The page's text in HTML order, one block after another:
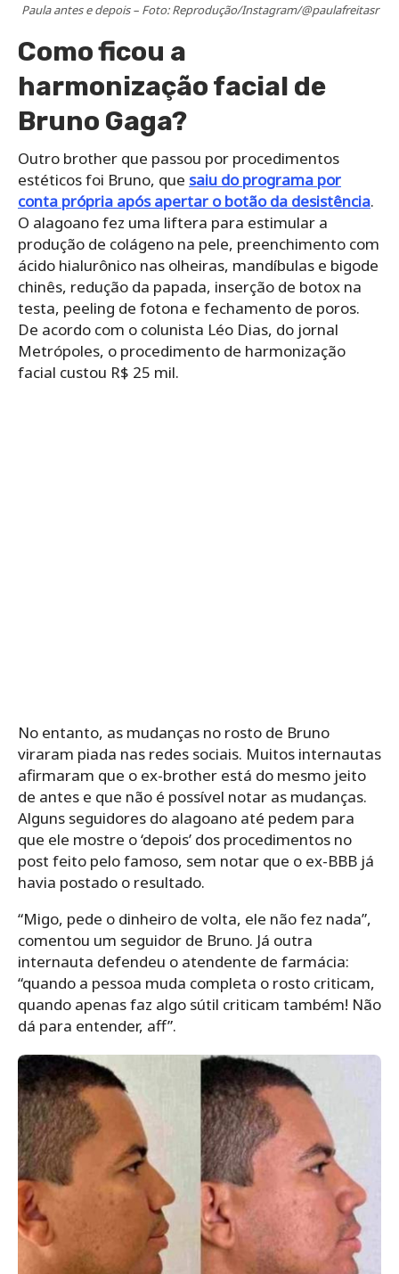
Paula antes e depois – Foto: Reprodução/Instagram/@paulafreitasr
Como ficou a
harmonização facial de
Bruno Gaga?
Outro brother que passou por procedimentos
estéticos foi Bruno, que saiu do programa por
conta própria após apertar o botão da desistência.
O alagoano fez uma liftera para estimular a
produção de colágeno na pele, preenchimento com
ácido hialurônico nas olheiras, mandíbulas e bigode
chinês, redução da papada, inserção de botox na
testa, peeling de fotona e fechamento de poros.
De acordo com o colunista Léo Dias, do jornal
Metrópoles, o procedimento de harmonização
facial custou R$ 25 mil.
No entanto, as mudanças no rosto de Bruno
viraram piada nas redes sociais. Muitos internautas
afirmaram que o ex-brother está do mesmo jeito
de antes e que não é possível notar as mudanças.
Alguns seguidores do alagoano até pedem para
que ele mostre o ‘depois’ dos procedimentos no
post feito pelo famoso, sem notar que o ex-BBB já
havia postado o resultado.
“Migo, pede o dinheiro de volta, ele não fez nada”,
comentou um seguidor de Bruno. Já outra
internauta defendeu o atendente de farmácia:
“quando a pessoa muda completa o rosto criticam,
quando apenas faz algo sútil criticam também! Não
dá para entender, aff”.